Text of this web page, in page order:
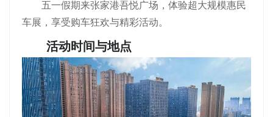
五一假期来张家港吾悦广场，体验超大规模惠民
车展，享受购车狂欢与精彩活动。
活动时间与地点